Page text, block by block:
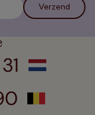
Verzend